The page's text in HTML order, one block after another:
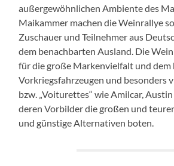
außergewöhnlichen Ambiente des
Maikammer machen die Weinrallye
Zuschauer und Teilnehmer aus
dem benachbarten Ausland. Die
für die große Markenvielfalt und dem
Vorkriegsfahrzeugen und besonders
bzw. „Voiturettes“ wie Amilcar,
deren Vorbilder die großen und
und günstige Alternativen boten.